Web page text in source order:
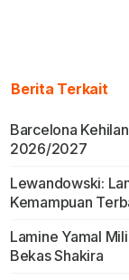
Berita Terkait
Barcelona
2026/2027
Lewandowski:
Kemampuan
Lamine Yamal
Bekas Shakira